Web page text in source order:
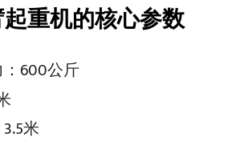
重机的核心参数
600公斤
米